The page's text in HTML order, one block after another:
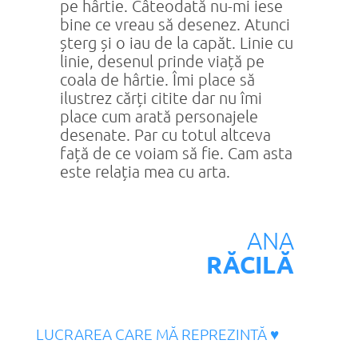
pe hârtie. Câteodată nu-mi iese
bine ce vreau să desenez. Atunci
șterg și o iau de la capăt. Linie cu
linie, desenul prinde viață pe
coala de hârtie. Îmi place să
ilustrez cărți citite dar nu îmi
place cum arată personajele
desenate. Par cu totul altceva
față de ce voiam să fie. Cam asta
este relația mea cu arta.
ANA
RĂCILĂ
LUCRAREA CARE MĂ REPREZINTĂ ♥︎